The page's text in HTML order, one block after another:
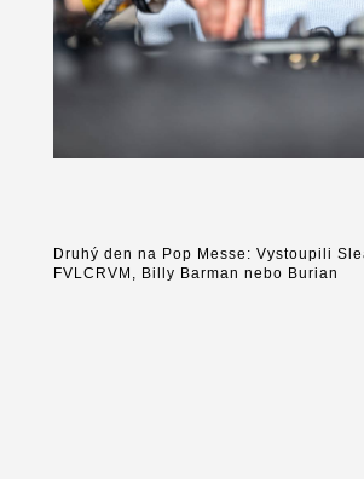
Druhý den na Pop Messe: Vystoupili
FVLCRVM, Billy Barman nebo Burian